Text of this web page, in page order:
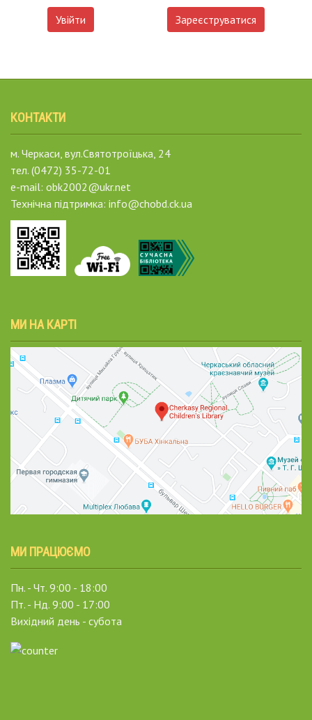
Увійти Зареєструватися
КОНТАКТИ
м. Черкаси, вул.Святотроїцька, 24
тел. (0472) 35-72-01
e-mail: obk2002@ukr.net
Технічна підтримка: info@chobd.ck.ua
МИ НА КАРТІ
МИ ПРАЦЮЄМО
Пн. - Чт. 9:00 - 18:00
Пт. - Нд. 9:00 - 17:00
Вихідний день - субота